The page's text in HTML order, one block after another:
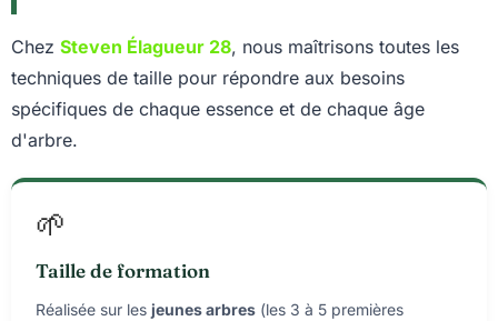
Chez Steven Élagueur 28, nous maîtrisons toutes les
techniques de taille pour répondre aux besoins
spécifiques de chaque essence et de chaque âge
d'arbre.
🌱
Taille de formation
Réalisée sur les jeunes arbres (les 3 à 5 premières